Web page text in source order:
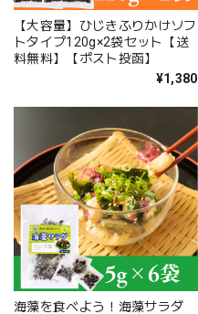
【大容量】ひじきふりかけソフ
トタイプ120g×2袋セット【送
料無料】【ポスト投函】
¥1,380
海藻を食べよう！海藻サラダ